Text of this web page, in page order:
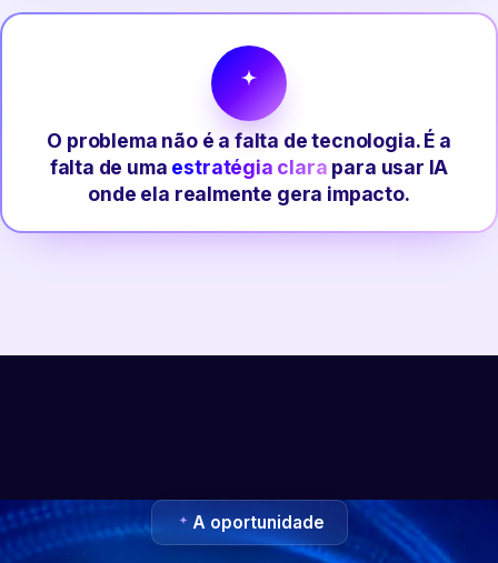
O problema não é a falta de tecnologia. É a
falta de uma estratégia clara para usar IA
onde ela realmente gera impacto.
A oportunidade